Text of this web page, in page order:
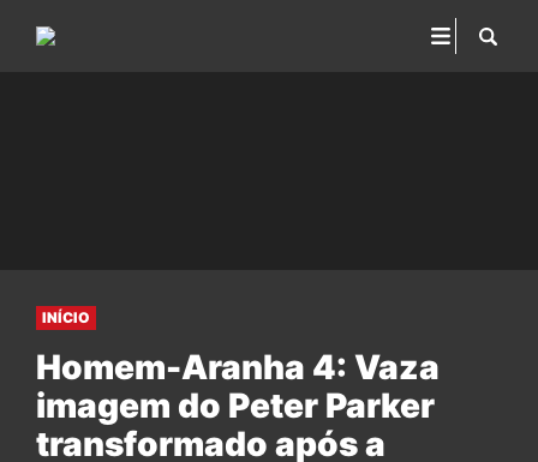
INÍCIO
Homem-Aranha 4: Vaza
imagem do Peter Parker
transformado após a